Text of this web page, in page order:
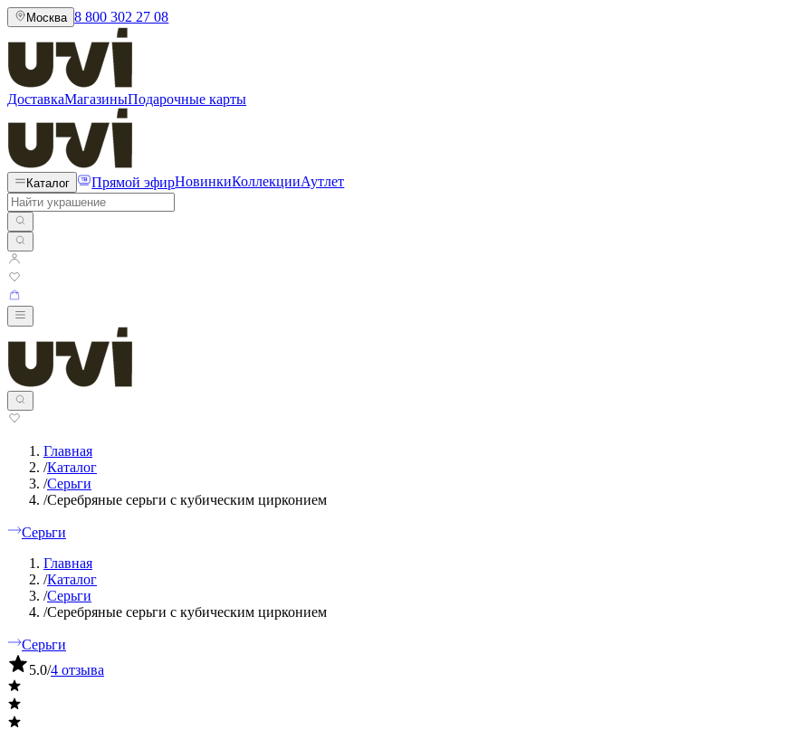
Москва 8 800 302 27 08
ДоставкаМагазиныПодарочные карты
Каталог Прямой эфирНовинкиКоллекцииАутлет
Главная
/Каталог
/Серьги
/Серебряные серьги с кубическим цирконием
Серьги
Главная
/Каталог
/Серьги
/Серебряные серьги с кубическим цирконием
Серьги
5.0/4 отзыва